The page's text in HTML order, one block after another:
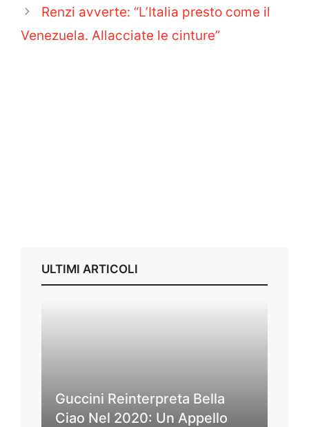
Renzi avverte: “L’Italia presto come il
Venezuela. Allacciate le cinture”
ULTIMI ARTICOLI
Guccini Reinterpreta Bella
Ciao Nel 2020: Un Appello